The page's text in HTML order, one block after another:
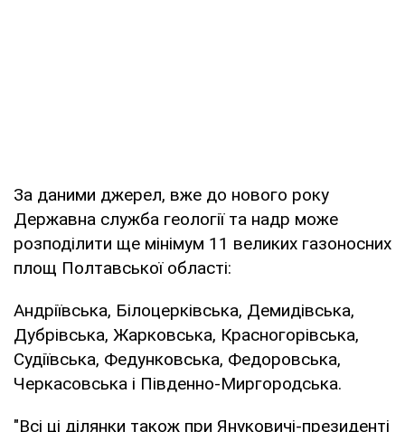
За даними джерел, вже до нового року
Державна служба геології та надр може
розподілити ще мінімум 11 великих газоносних
площ Полтавської області:
Андріївська, Білоцерківська, Демидівська,
Дубрівська, Жарковська, Красногорівська,
Судіївська, Федунковська, Федоровська,
Черкасовська і Південно-Миргородська.
"Всі ці ділянки також при Януковичі-президенті